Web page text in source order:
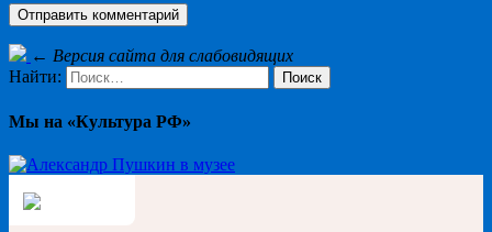
← Версия сайта для слабовидящих
Найти:
Мы на «Культура РФ»